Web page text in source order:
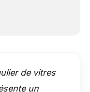
de vitres
un